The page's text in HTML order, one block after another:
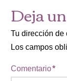
Deja
Tu dirección de
Los campos
Comentario*